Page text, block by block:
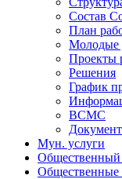
Состав
План
Молодые
Проекты
Решения
График
ВСМС
Мун. услуги
Общественный
Общественные